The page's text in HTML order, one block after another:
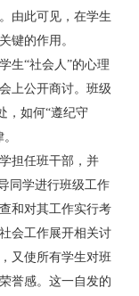
由此可见，在学生
键的作用。
“社会人”的心理
上公开商讨。班级
，如何“遵纪守
担任班干部，并
同学进行班级工作
和对其工作实行考
会工作展开相关讨
又使所有学生对班
誉感。这一自发的